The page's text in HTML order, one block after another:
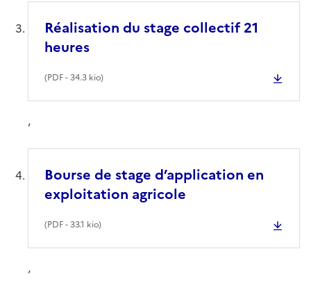
Réalisation du stage collectif 21
heures
(PDF- 34.3 kio)
,
Bourse de stage d’application en
exploitation agricole
(PDF- 33.1 kio)
,